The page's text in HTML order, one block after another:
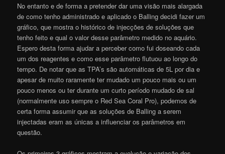
No entanto e de forma a pretender dar uma visão mais alargada
de como tenho administrado e aplicado o Balling decidi fazer um
gráfico, que mostra o histórico de injecções de soluções que
tenho feito e qual o valor desse parâmetro medido no aquário.
Espero desta forma ajudar a perceber como fui doseando cada
um dos reagentes e como esse parâmetro flutuou ao longo do
tempo. De notar que as TPA’s são automáticas de 5L por dia e
apesar de muito raramente ter mudado um pouco mais ou um
pouco menos ou ter durante um curto período mudado de sal
(normalmente uso sempre o Red Sea Coral Pro), podemos de
certa forma assumir que as soluções de Balling a serem
injectadas eram as únicas a influenciar os parâmetros em
questão.